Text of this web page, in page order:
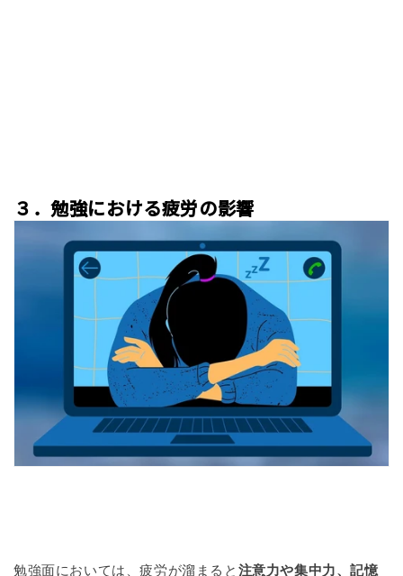
３．勉強における疲労の影響
勉強面においては、疲労が溜まると 注意力や集中力、記憶